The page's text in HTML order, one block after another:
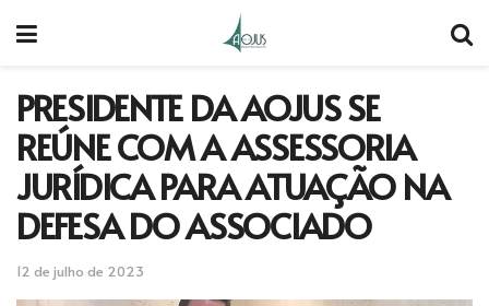
PRESIDENTE DA AOJUS SE
REÚNE COM A ASSESSORIA
JURÍDICA PARA ATUAÇÃO NA
DEFESA DO ASSOCIADO
12 de julho de 2023